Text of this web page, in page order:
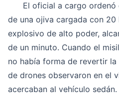
El oficial a cargo ordenó
de una ojiva cargada con 20
explosivo de alto poder,
de un minuto. Cuando el
no había forma de revertir
de drones observaron en el
acercaban al vehículo sedán.